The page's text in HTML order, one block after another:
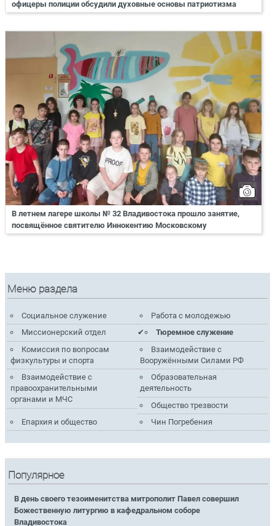
офицеры полиции обсудили духовные основы патриотизма
В летнем лагере школы № 32 Владивостока прошло занятие,
посвящённое святителю Иннокентию Московскому
Меню раздела
Социальное служение
Работа с молодежью
Миссионерский отдел
Тюремное служение
Комиссия по вопросам
физкультуры и спорта
Взаимодействие с
Вооружёнными Силами РФ
Взаимодействие с
правоохранительными
органами и МЧС
Образовательная
деятельность
Общество трезвости
Епархия и общество
Чин Погребения
Популярное
В день своего тезоименитства митрополит Павел совершил
Божественную литургию в кафедральном соборе
Владивостока